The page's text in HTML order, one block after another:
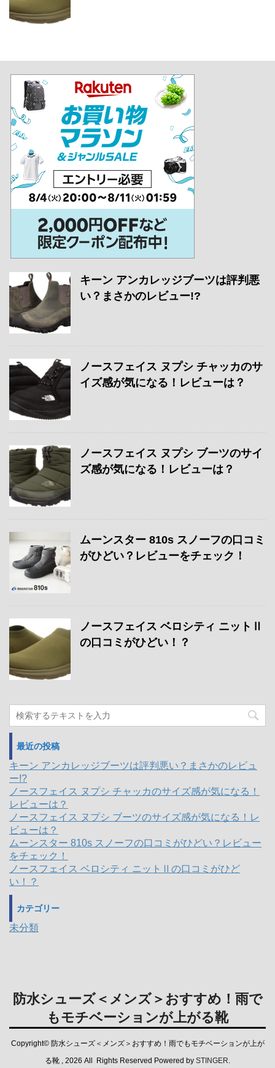
キーン アンカレッジブーツは評判悪
い？まさかのレビュー!?
ノースフェイス ヌプシ チャッカのサ
イズ感が気になる！レビューは？
ノースフェイス ヌプシ ブーツのサイ
ズ感が気になる！レビューは？
ムーンスター 810s スノーフの口コミ
がひどい？レビューをチェック！
ノースフェイス ベロシティ ニットⅡ
の口コミがひどい！？
最近の投稿
キーン アンカレッジブーツは評判悪い？まさかのレビュ
ー!?
ノースフェイス ヌプシ チャッカのサイズ感が気になる！
レビューは？
ノースフェイス ヌプシ ブーツのサイズ感が気になる！レ
ビューは？
ムーンスター 810s スノーフの口コミがひどい？レビュー
をチェック！
ノースフェイス ベロシティ ニットⅡの口コミがひど
い！？
カテゴリー
未分類
防水シューズ＜メンズ＞おすすめ！雨で
もモチベーションが上がる靴
Copyright© 防水シューズ＜メンズ＞おすすめ！雨でもモチベーションが上が
る靴 , 2026 All Rights Reserved Powered by STINGER.